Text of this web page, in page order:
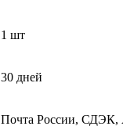
1 шт
30 дней
Почта России, СДЭК,